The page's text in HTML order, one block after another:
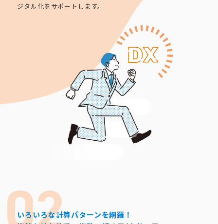
ジタル化をサポートします。
いろいろな計算パターンを網羅！